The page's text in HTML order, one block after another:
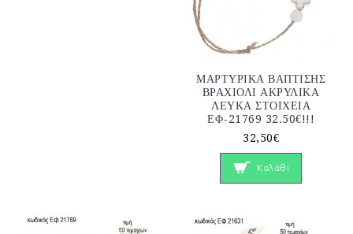
ΜΑΡΤΥΡΙΚΑ ΒΑΠΤΙΣΗΣ
ΒΡΑΧΙΟΛΙ ΑΚΡΥΛΙΚΑ
ΛΕΥΚΑ ΣΤΟΙΧΕΙΑ
ΕΦ-21769 32.50€!!!
32,50€
Καλάθι